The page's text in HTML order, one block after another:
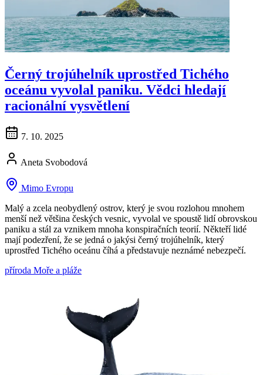
Černý trojúhelník uprostřed Tichého
oceánu vyvolal paniku. Vědci hledají
racionální vysvětlení
7. 10. 2025
Aneta Svobodová
Mimo Evropu
Malý a zcela neobydlený ostrov, který je svou rozlohou mnohem
menší než většina českých vesnic, vyvolal ve spoustě lidí obrovskou
paniku a stál za vznikem mnoha konspiračních teorií. Někteří lidé
mají podezření, že se jedná o jakýsi černý trojúhelník, který
uprostřed Tichého oceánu číhá a představuje neznámé nebezpečí.
příroda Moře a pláže